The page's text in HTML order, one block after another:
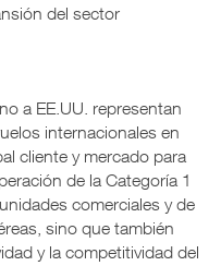
del sector
a EE.UU. representan
internacionales en
cliente y mercado para
de la Categoría 1
comerciales y de
sino que también
y la competitividad del